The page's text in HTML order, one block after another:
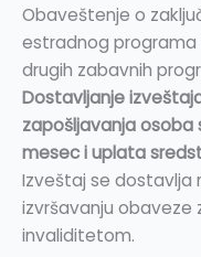
Obaveštenje o
estradnog programa
drugih zabavnih
Dostavljanje
zapošljavanja
mesec i uplata
Izveštaj se dostavlja
izvršavanju obaveze
invaliditetom.